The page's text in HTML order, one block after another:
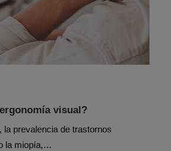
visual?
la prevalencia de trastornos
la miopía,…